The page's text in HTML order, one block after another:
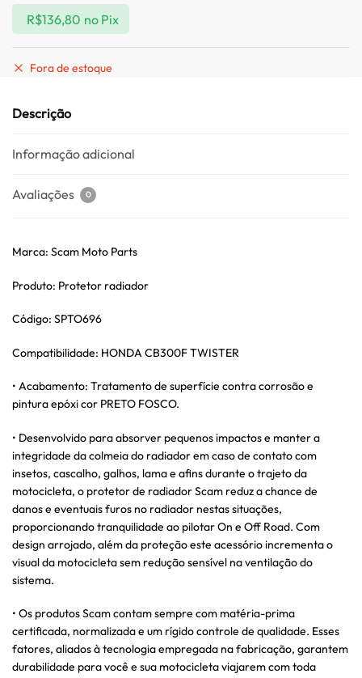
R$136,80 no Pix
Fora de estoque
Descrição
Informação adicional
Avaliações 0
Marca: Scam Moto Parts
Produto: Protetor radiador
Código: SPTO696
Compatibilidade: HONDA CB300F TWISTER
• Acabamento: Tratamento de superfície contra corrosão e
pintura epóxi cor PRETO FOSCO.
• Desenvolvido para absorver pequenos impactos e manter a
integridade da colmeia do radiador em caso de contato com
insetos, cascalho, galhos, lama e afins durante o trajeto da
motocicleta, o protetor de radiador Scam reduz a chance de
danos e eventuais furos no radiador nestas situações,
proporcionando tranquilidade ao pilotar On e Off Road. Com
design arrojado, além da proteção este acessório incrementa o
visual da motocicleta sem redução sensível na ventilação do
sistema.
• Os produtos Scam contam sempre com matéria-prima
certificada, normalizada e um rígido controle de qualidade. Esses
fatores, aliados à tecnologia empregada na fabricação, garantem
durabilidade para você e sua motocicleta viajarem com toda